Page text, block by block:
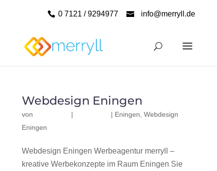
0 7121 / 9294977 info@merryll.de
Webdesign Eningen
von | | Eningen Webdesign
Eningen
Webdesign Eningen Werbeagentur merryll –
kreative Werbekonzepte im Raum Eningen Sie